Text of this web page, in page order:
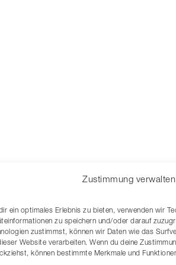
Zustimmung verwalten
ein optimales Erlebnis zu bieten, verwenden wir
zu speichern und/oder darauf
zustimmst, können wir Daten wie das
Website verarbeiten. Wenn du deine
können bestimmte Merkmale und